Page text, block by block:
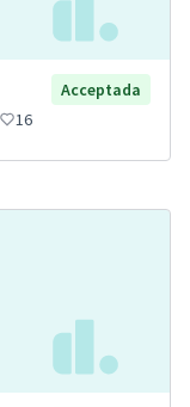
Acceptada
16